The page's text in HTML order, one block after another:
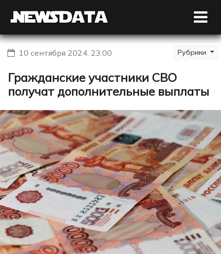
10 сентября 2024, 23:00 Рубрики
Гражданские участники СВО
получат дополнительные выплаты